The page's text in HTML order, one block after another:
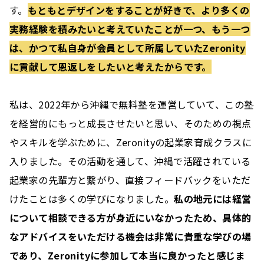
す。 もともとデザインをすることが好きで、より多くの
実務経験を積みたいと考えていたことが一つ、もう一つ
は、かつて私自身が会員として所属していたZeronity
に貢献して恩返しをしたいと考えたからです。
私は、2022年から沖縄で無料塾を運営していて、この塾
を経営的にもっと成長させたいと思い、そのための視点
やスキルを学ぶために、Zeronityの起業家育成クラスに
入りました。その活動を通して、沖縄で活躍されている
起業家の先輩方と繋がり、直接フィードバックをいただ
けたことは多くの学びになりました。私の地元には経営
について相談できる方が身近にいなかったため、具体的
なアドバイスをいただける機会は非常に貴重な学びの場
であり、Zeronityに参加して本当に良かったと感じま